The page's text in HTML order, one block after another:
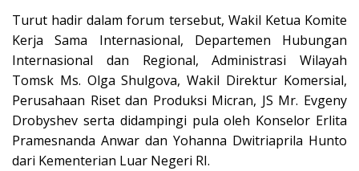
Turut hadir dalam forum tersebut, Wakil Ketua Komite
Kerja Sama Internasional, Departemen Hubungan
Internasional dan Regional, Administrasi Wilayah
Tomsk Ms. Olga Shulgova, Wakil Direktur Komersial,
Perusahaan Riset dan Produksi Micran, JS Mr. Evgeny
Drobyshev serta didampingi pula oleh Konselor Erlita
Pramesnanda Anwar dan Yohanna Dwitriaprila Hunto
dari Kementerian Luar Negeri RI.